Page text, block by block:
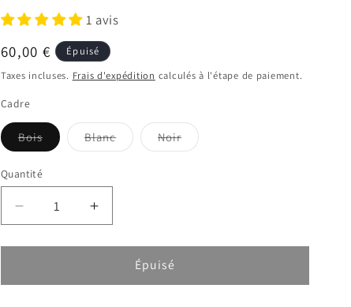
1 avis
Prix
habituel
60,00 €
Épuisé
Taxes incluses. Frais d'expédition calculés à l'étape de paiement.
Cadre
Bois
Variante
ou
indisponible
Blanc
Variante
Noir
Variante
Quantité
Réduire
la
quantité
Cadre
Augmenter
la
quantité
Cadre
Épuisé